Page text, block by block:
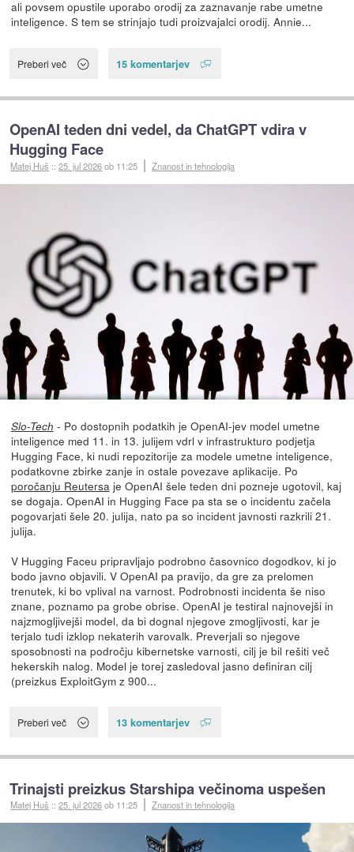
ali povsem opustile uporabo orodij za zaznavanje rabe umetne
inteligence. S tem se strinjajo tudi proizvajalci orodij. Annie...
Preberi več 15 komentarjev
OpenAI teden dni vedel, da ChatGPT vdira v
Hugging Face
Matej Huš ::25. jul 2026ob 11:25 Znanost in tehnologija
Slo-Tech - Po dostopnih podatkih je OpenAI-jev model umetne
inteligence med 11. in 13. julijem vdrl v infrastrukturo podjetja
Hugging Face, ki nudi repozitorije za modele umetne inteligence,
podatkovne zbirke zanje in ostale povezave aplikacije. Po
poročanju Reutersa je OpenAI šele teden dni pozneje ugotovil, kaj
se dogaja. OpenAI in Hugging Face pa sta se o incidentu začela
pogovarjati šele 20. julija, nato pa so incident javnosti razkrili 21.
julija.
V Hugging Faceu pripravljajo podrobno časovnico dogodkov, ki jo
bodo javno objavili. V OpenAI pa pravijo, da gre za prelomen
trenutek, ki bo vplival na varnost. Podrobnosti incidenta še niso
znane, poznamo pa grobe obrise. OpenAI je testiral najnovejši in
najzmogljivejši model, da bi dognal njegove zmogljivosti, kar je
terjalo tudi izklop nekaterih varovalk. Preverjali so njegove
sposobnosti na področju kibernetske varnosti, cilj je bil rešiti več
hekerskih nalog. Model je torej zasledoval jasno definiran cilj
(preizkus ExploitGym z 900...
Preberi več 13 komentarjev
Trinajsti preizkus Starshipa večinoma uspešen
Matej Huš ::25. jul 2026ob 11:25 Znanost in tehnologija